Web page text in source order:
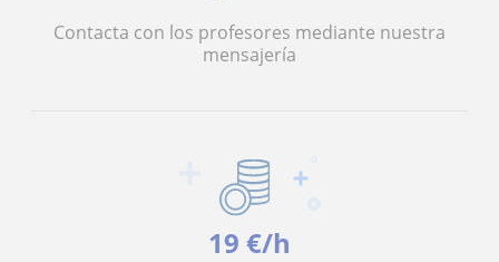
Contacta con los profesores mediante nuestra
mensajería
19 €/h